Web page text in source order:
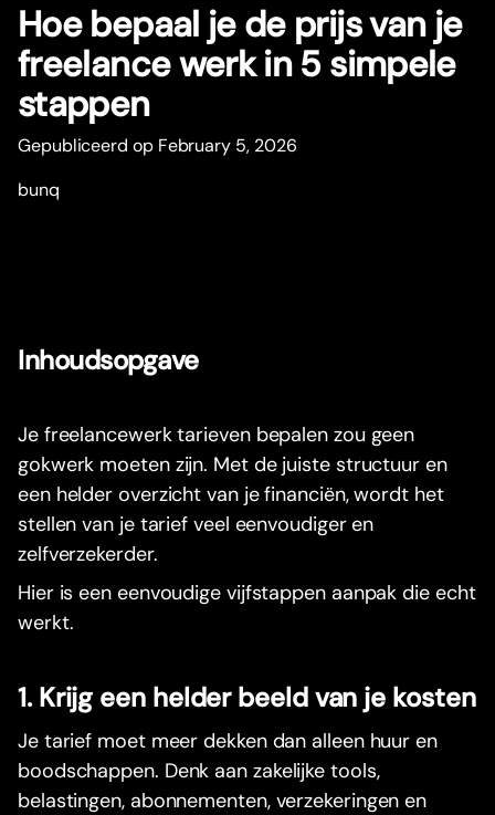
Hoe bepaal je de prijs van je
freelance werk in 5 simpele
stappen
Gepubliceerd op February 5, 2026
bunq
Inhoudsopgave
Je freelancewerk tarieven bepalen zou geen
gokwerk moeten zijn. Met de juiste structuur en
een helder overzicht van je financiën, wordt het
stellen van je tarief veel eenvoudiger en
zelfverzekerder.
Hier is een eenvoudige vijfstappen aanpak die echt
werkt.
1. Krijg een helder beeld van je kosten
Je tarief moet meer dekken dan alleen huur en
boodschappen. Denk aan zakelijke tools,
belastingen, abonnementen, verzekeringen en